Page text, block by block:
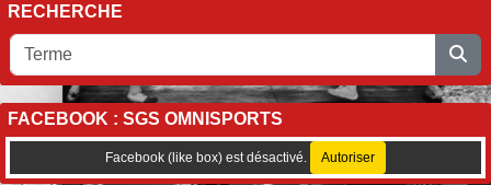
RECHERCHE
FACEBOOK : SGS OMNISPORTS
Facebook (like box) est désactivé. Autoriser